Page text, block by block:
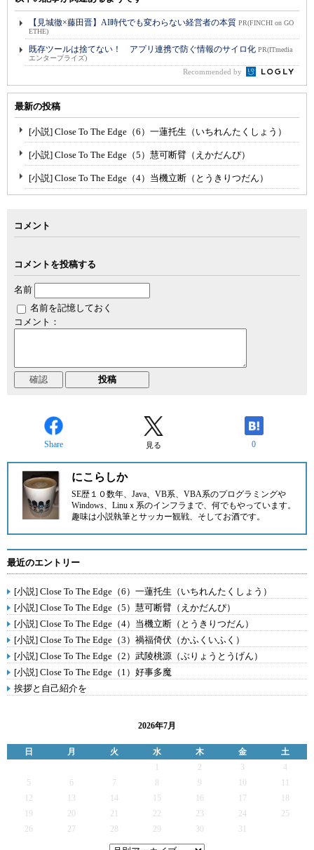
【見城徹×藤田晋】AI時代でも変わらない経営者の本質 PR(FINCHI on GO
ETHE)
既存ツールは捨てない！ アプリ連携で防ぐ情報のサイロ化 PR(ITmedia
エンタープライズ)
Recommended by
最新の投稿
[小説] Close To The Edge（6）一蓮托生（いちれんたくしょう）
[小説] Close To The Edge（5）慧可断臂（えかだんぴ）
[小説] Close To The Edge（4）当機立断（とうきりつだん）
コメント
コメントを投稿する
名前
名前を記憶しておく
コメント：
Share 見る 0
にこらしか
SE歴１０数年、Java、VB系、VBA系のプログラミングや
Windows、Linuｘ系のインフラまで、何でもやっています。
趣味は小説執筆とサッカー観戦、そしてお酒です。
最近のエントリー
[小説] Close To The Edge（6）一蓮托生（いちれんたくしょう）
[小説] Close To The Edge（5）慧可断臂（えかだんぴ）
[小説] Close To The Edge（4）当機立断（とうきりつだん）
[小説] Close To The Edge（3）禍福倚伏（かふくいふく）
[小説] Close To The Edge（2）武陵桃源（ぶりょうとうげん）
[小説] Close To The Edge（1）好事多魔
挨拶と自己紹介を
2026年7月
日 月 火 水 木 金
土
2 3
4
5
6 7 9
12
13 14 15 16 17
19
20 21 22 23 24
25
26
27 28 29 30 31